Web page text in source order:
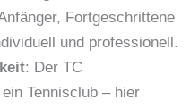
Fortgeschrittene
und professionell.
: Der TC
Tennisclub – hier